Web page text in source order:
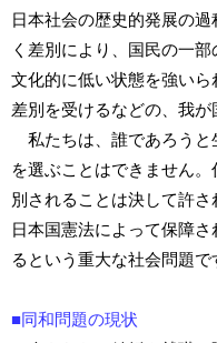
日本社会の歴史的発展の
く差別により、国民の一
文化的に低い状態を強い
差別を受けるなどの、我が
私たちは、誰であろうと
を選ぶことはできません
別されることは決して許さ
日本国憲法によって保障
るという重大な社会問題で
■同和問題の現状